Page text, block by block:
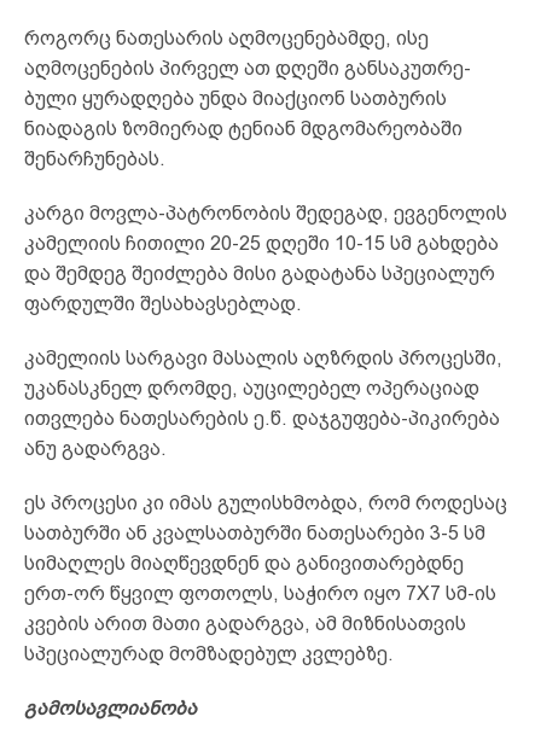
როგორც ნათესარის აღმოცენებამდე, ისე
აღმოცენების პირველ ათ დღეში განსაკუთრე-
ბული ყურადღება უნდა მიაქციონ სათბურის
ნიადაგის ზომიერად ტენიან მდგომარეობაში
შენარჩუნებას.
კარგი მოვლა-პატრონობის შედეგად, ევგენოლის
კამელიის ჩითილი 20-25 დღეში 10-15 სმ გახდება
და შემდეგ შეიძლება მისი გადატანა სპეციალურ
ფარდულში შესახავსებლად.
კამელიის სარგავი მასალის აღზრდის პროცესში,
უკანასკნელ დრომდე, აუცილებელ ოპერაციად
ითვლება ნათესარების ე.წ. დაჯგუფება-პიკირება
ანუ გადარგვა.
ეს პროცესი კი იმას გულისხმობდა, რომ როდესაც
სათბურში ან კვალსათბურში ნათესარები 3-5 სმ
სიმაღლეს მიაღწევდნენ და განივითარებდნე
ერთ-ორ წყვილ ფოთოლს, საჭირო იყო 7X7 სმ-ის
კვების არით მათი გადარგვა, ამ მიზნისათვის
სპეციალურად მომზადებულ კვლებზე.
გამოსავლიანობა